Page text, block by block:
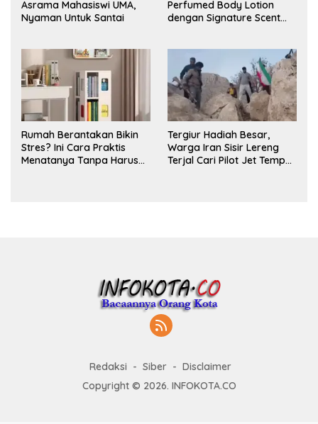
Asrama Mahasiswi UMA,
Nyaman Untuk Santai
Perfumed Body Lotion
dengan Signature Scent
Rumah Berantakan Bikin
Stres? Ini Cara Praktis
Menatanya Tanpa Harus
Tergiur Hadiah Besar,
Warga Iran Sisir Lereng
Terjal Cari Pilot Jet Tempur
Redaksi Siber
Disclaimer
Copyright © 2026. INFOKOTA.CO